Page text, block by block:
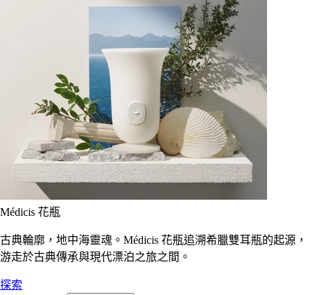
Médicis 花瓶
古典輪廓，地中海靈魂。Médicis 花瓶追溯希臘雙耳瓶的起源，
游走於古典傳承與現代漂泊之旅之間。
探索